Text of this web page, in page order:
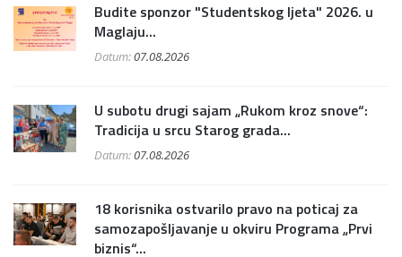
Budite sponzor "Studentskog ljeta" 2026. u
Maglaju...
Datum:07.08.2026
U subotu drugi sajam „Rukom kroz snove“:
Tradicija u srcu Starog grada...
Datum:07.08.2026
18 korisnika ostvarilo pravo na poticaj za
samozapošljavanje u okviru Programa „Prvi
biznis“...